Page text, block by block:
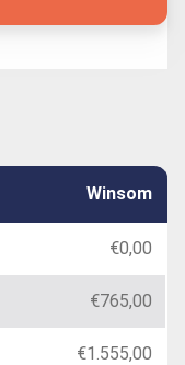
Winsom
€0,00
€765,00
€1.555,00